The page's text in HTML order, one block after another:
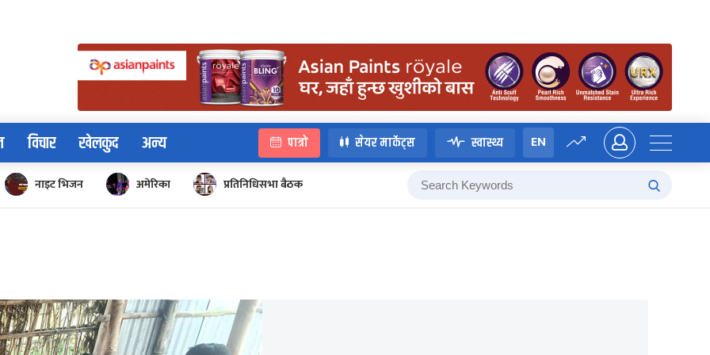
विचार खेलकुद अन्य पात्रो सेयर मार्केट्स स्वास्थ्य EN
नाइट भिजन अमेरिका प्रतिनिधिसभा बैठक